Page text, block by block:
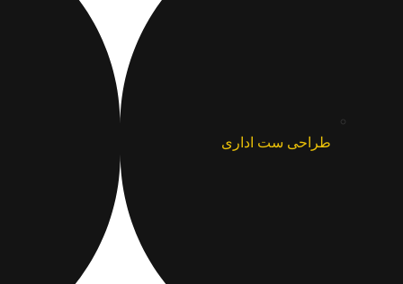
طراحی ست اداری